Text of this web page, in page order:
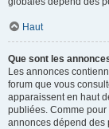
Haut
Que sont les
Les annonces
forum que vous
apparaissent en haut
publiées. Comme
annonces dépend des